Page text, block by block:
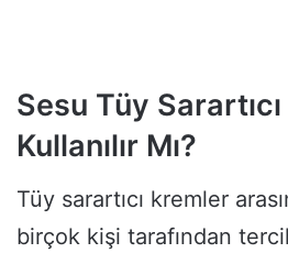
Sesu Tüy
Kullanılır Mı?
Tüy sarartıcı kremler
birçok kişi tarafından